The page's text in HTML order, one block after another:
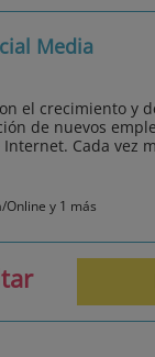
Media
el crecimiento y
de nuevos
Cada vez
Online y 1 más